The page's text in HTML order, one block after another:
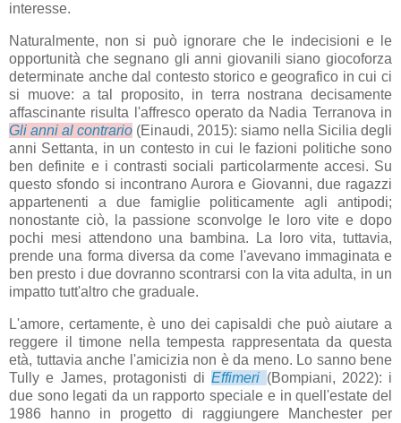
interesse.
Naturalmente, non si può ignorare che le indecisioni e le
opportunità che segnano gli anni giovanili siano giocoforza
determinate anche dal contesto storico e geografico in cui ci
si muove: a tal proposito, in terra nostrana decisamente
affascinante risulta l'affresco operato da Nadia Terranova in
Gli anni al contrario (Einaudi, 2015): siamo nella Sicilia degli
anni Settanta, in un contesto in cui le fazioni politiche sono
ben definite e i contrasti sociali particolarmente accesi. Su
questo sfondo si incontrano Aurora e Giovanni, due ragazzi
appartenenti a due famiglie politicamente agli antipodi;
nonostante ciò, la passione sconvolge le loro vite e dopo
pochi mesi attendono una bambina. La loro vita, tuttavia,
prende una forma diversa da come l'avevano immaginata e
ben presto i due dovranno scontrarsi con la vita adulta, in un
impatto tutt'altro che graduale.
L'amore, certamente, è uno dei capisaldi che può aiutare a
reggere il timone nella tempesta rappresentata da questa
età, tuttavia anche l'amicizia non è da meno. Lo sanno bene
Tully e James, protagonisti diEffimeri (Bompiani, 2022): i
due sono legati da un rapporto speciale e in quell'estate del
1986 hanno in progetto di raggiungere Manchester per